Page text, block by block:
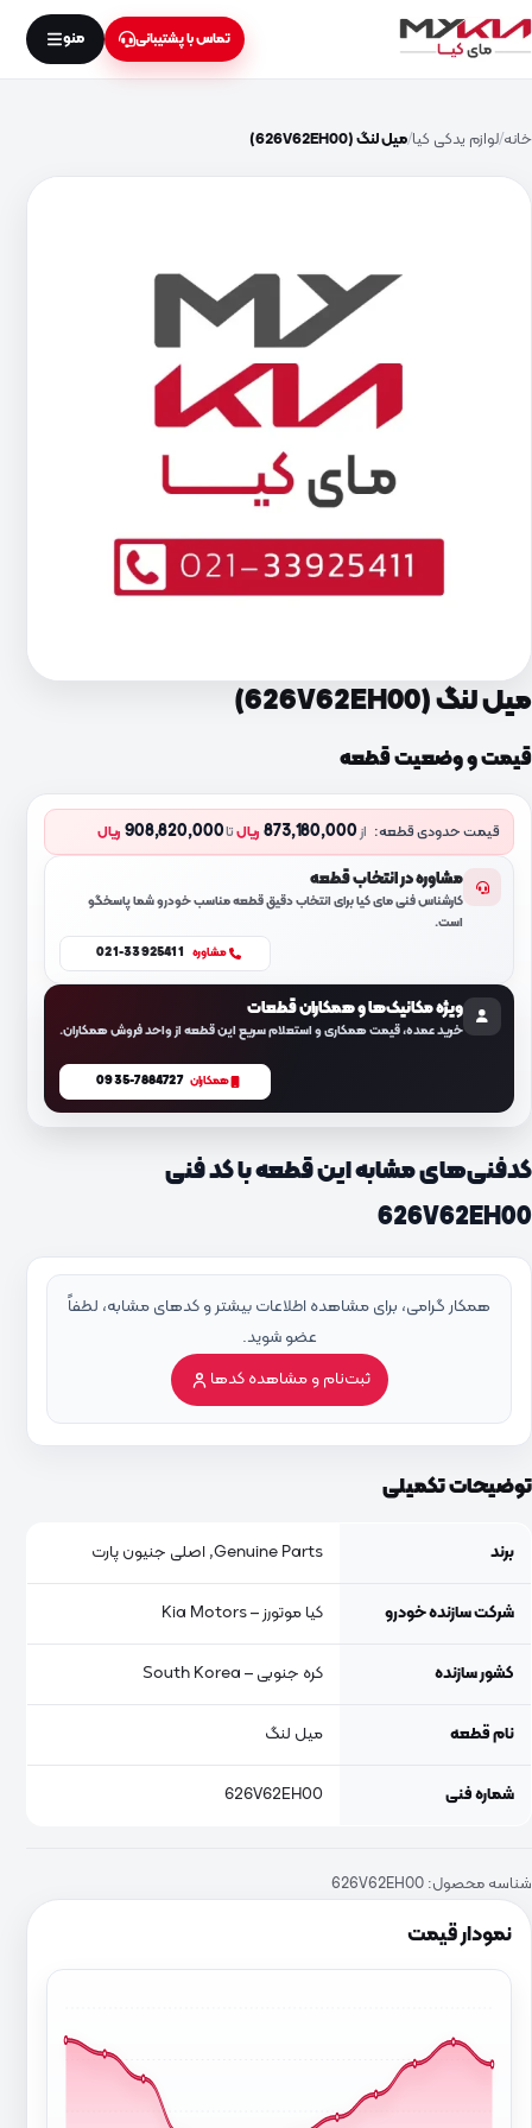
تماس با پشتیبانی منو
خانه لوازم یدکی کیا میل لنگ (626V62EH00)
نمودار قیمت
میل لنگ (626V62EH00)
قیمت و وضعیت قطعه
قیمت حدودی قطعه: از873,180,000 ریالتا908,820,000 ریال
مشاوره در انتخاب قطعه
کارشناس فنی مای کیا برای انتخاب دقیق قطعه مناسب خودرو شما پاسخگو
است.
مشاوره 021-33925411
ویژه مکانیک‌ها و همکاران قطعات
خرید عمده، قیمت همکاری و استعلام سریع این قطعه از واحد فروش همکاران.
همکاران 0935-7884727
کدفنی‌های مشابه این قطعه با کد فنی
626V62EH00
همکار گرامی، برای مشاهده اطلاعات بیشتر و کدهای مشابه، لطفاً
عضو شوید.
ثبت‌نام و مشاهده کدها
توضیحات تکمیلی
برند Genuine Parts, اصلی جنیون پارت
شرکت سازنده خودرو کیا موتورز – Kia Motors
کشور سازنده کره جنوبی – South Korea
نام قطعه میل لنگ
شماره فنی 626V62EH00
شناسه محصول: 626V62EH00